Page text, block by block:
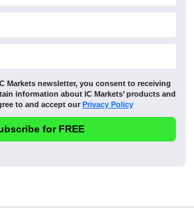
Markets newsletter, you consent to receiving
information about IC Markets’ products and
to and accept our Privacy Policy